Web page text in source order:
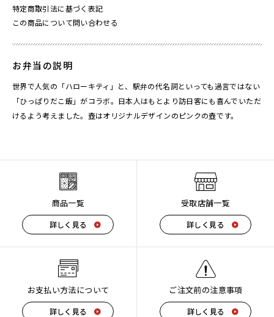
特定商取引法に基づく表記
この商品について問い合わせる
お弁当の説明
世界で人気の「ハローキティ」と、駅弁の代名詞といっても過言ではない
「ひっぱりだこ飯」がコラボ。日本人はもとより訪日客にも喜んでいただ
けるよう考えました。壺はオリジナルデザインのピンクの壺です。
商品一覧
詳しく見る
受取店舗一覧
詳しく見る
お支払い方法について
詳しく見る
ご注文前の注意事項
詳しく見る